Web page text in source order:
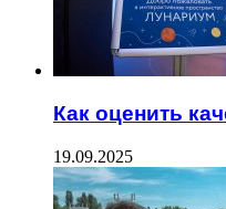
Как оценить
19.09.2025